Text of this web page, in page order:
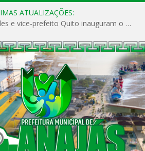
ATUALIZAÇÕES:
Prefeito Vivaldo Mendes e vice-prefeito Quito inauguram o CAPS e fortalecem a saúde pública em Anajás.